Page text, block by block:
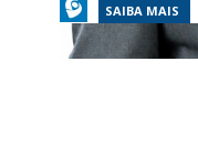
SAIBA MAIS